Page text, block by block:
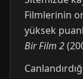
Filmlerinin
yüksek
Bir Film 2